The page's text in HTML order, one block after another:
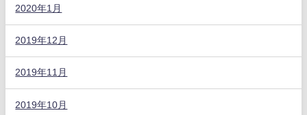
2020年1月
2019年12月
2019年11月
2019年10月